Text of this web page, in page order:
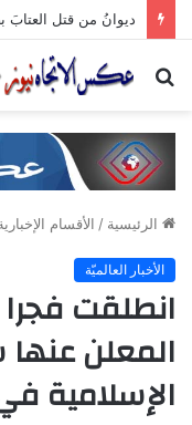
ديوانُ من قتل العتابَ
بحث
الرئيسية / الأقسام
الأخبار العالميّة
انطلقت فجرا
المعلن
الإسلامية